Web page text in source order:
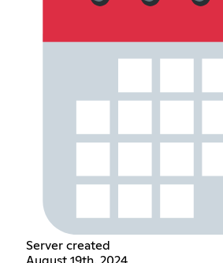
Server created